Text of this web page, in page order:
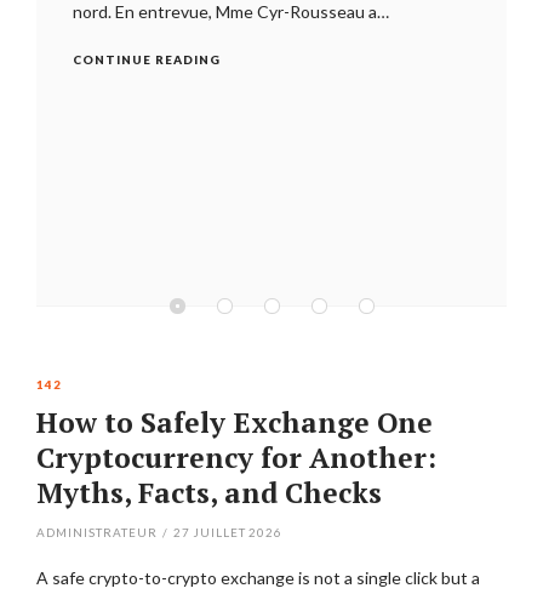
nord. En entrevue, Mme Cyr-Rousseau a…
CONTINUE READING
142
How to Safely Exchange One
Cryptocurrency for Another:
Myths, Facts, and Checks
ADMINISTRATEUR / 27 JUILLET 2026
A safe crypto-to-crypto exchange is not a single click but a